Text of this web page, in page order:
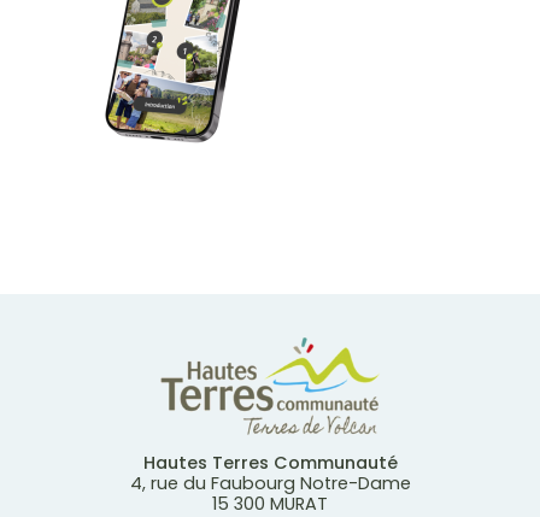
Hautes Terres Communauté
4, rue du Faubourg Notre-Dame
15 300 MURAT